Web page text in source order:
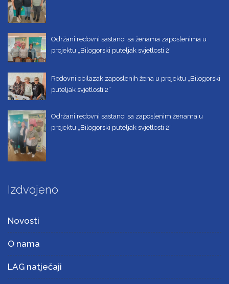
Održani redovni sastanci sa ženama zaposlenima u
projektu „Bilogorski puteljak svjetlosti 2“
Redovni obilazak zaposlenih žena u projektu „Bilogorski
puteljak svjetlosti 2“
Održani redovni sastanci sa zaposlenim ženama u
projektu „Bilogorski puteljak svjetlosti 2“
Izdvojeno
Novosti
O nama
LAG natječaji